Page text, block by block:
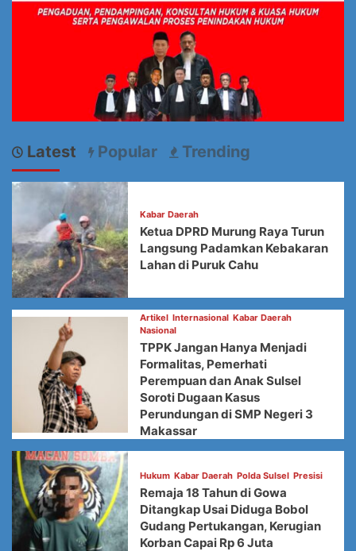
Latest Popular Trending
Kabar Daerah
Ketua DPRD Murung Raya Turun
Langsung Padamkan Kebakaran
Lahan di Puruk Cahu
Artikel Internasional Kabar Daerah
Nasional
TPPK Jangan Hanya Menjadi
Formalitas, Pemerhati
Perempuan dan Anak Sulsel
Soroti Dugaan Kasus
Perundungan di SMP Negeri 3
Makassar
Hukum Kabar Daerah Polda Sulsel Presisi
Remaja 18 Tahun di Gowa
Ditangkap Usai Diduga Bobol
Gudang Pertukangan, Kerugian
Korban Capai Rp 6 Juta